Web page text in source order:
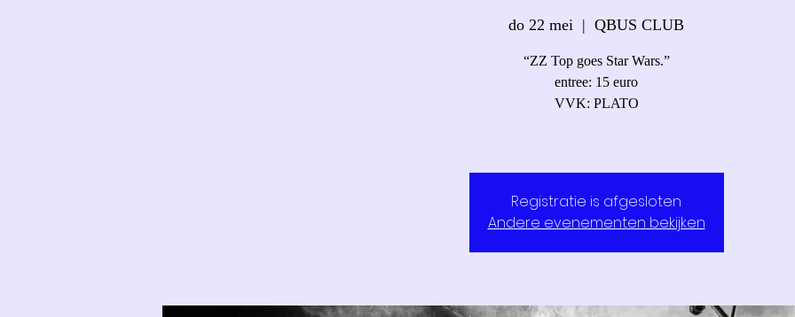
do 22 mei
  |
QBUS CLUB
“ZZ Top goes Star Wars.”
entree: 15 euro
VVK: PLATO
Registratie is afgesloten
Andere evenementen bekijken